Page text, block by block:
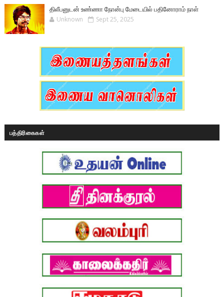
திலீபனுடன் உண்ணா நோன்பு மேடையில் பதினோராம் நாள்
Unknown Sept 25, 2025
பத்திரிகைகள்